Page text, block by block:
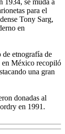
para el
Tony Sarg,
en
etnografía de
en México recopiló
una gran
donadas al
en 1991.